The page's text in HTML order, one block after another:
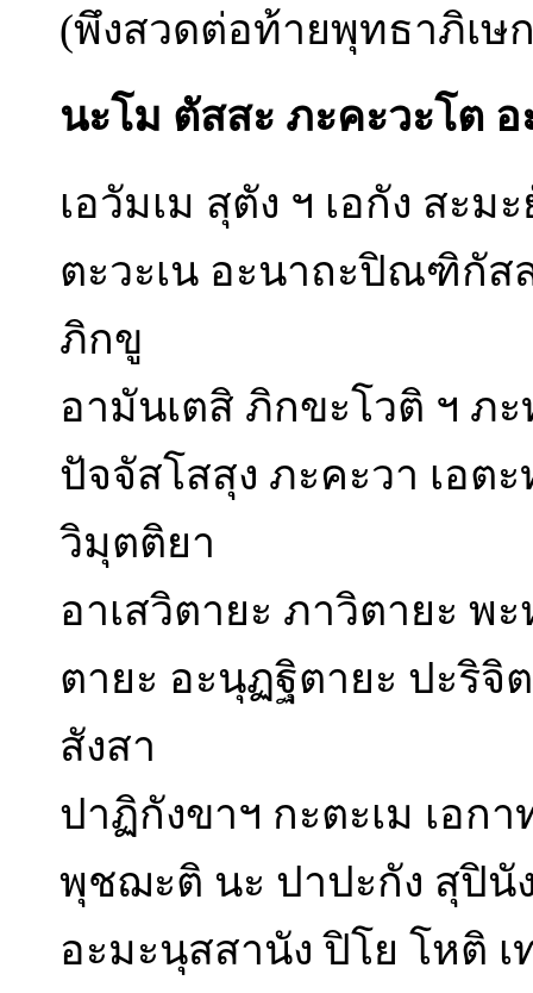
(พึงสวดต่อท้ายพุทธาภิเษ
นะโม ตัสสะ ภะคะวะโต
เอวัมเม สุตัง ฯ เอกัง สะม
ตะวะเน อะนาถะปิณฑิกัส
ภิกขู
อามันเตสิ ภิกขะโวติ ฯ ภ
ปัจจัสโสสุง ภะคะวา เอต
วิมุตติยา
อาเสวิตายะ ภาวิตายะ พ
ตายะ อะนุฏฐิตายะ ปะริจิ
สังสา
ปาฏิกังขาฯ กะตะเม เอก
พุชฌะติ นะ ปาปะกัง สุปินั
อะมะนุสสานัง ปิโย โหติ